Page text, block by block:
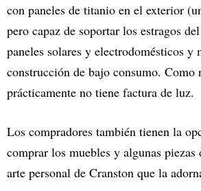
con paneles de titanio en el exterior
pero capaz de soportar los estragos
paneles solares y electrodomésticos y
construcción de bajo consumo. Como
prácticamente no tiene factura de luz.
Los compradores también tienen la
comprar los muebles y algunas
arte personal de Cranston que la